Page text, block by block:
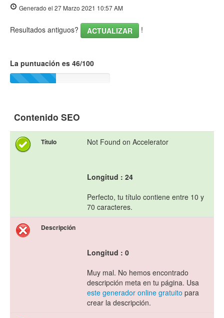
Generado el 27 Marzo 2021 10:57 AM
Resultados antiguos? ACTUALIZAR !
La puntuación es 46/100
Contenido SEO
Título Not Found on Accelerator
Longitud : 24
Perfecto, tu título contiene entre 10 y
70 caracteres.
Descripción
Longitud : 0
Muy mal. No hemos encontrado
descripción meta en tu página. Usa
este generador online gratuito para
crear la descripción.